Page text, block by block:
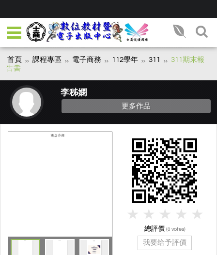
首頁 課程專區 電子商務 112學年 311
311期末報
告書
李秭嫻
更多作品
總評價 (0 votes)
我要给予評價